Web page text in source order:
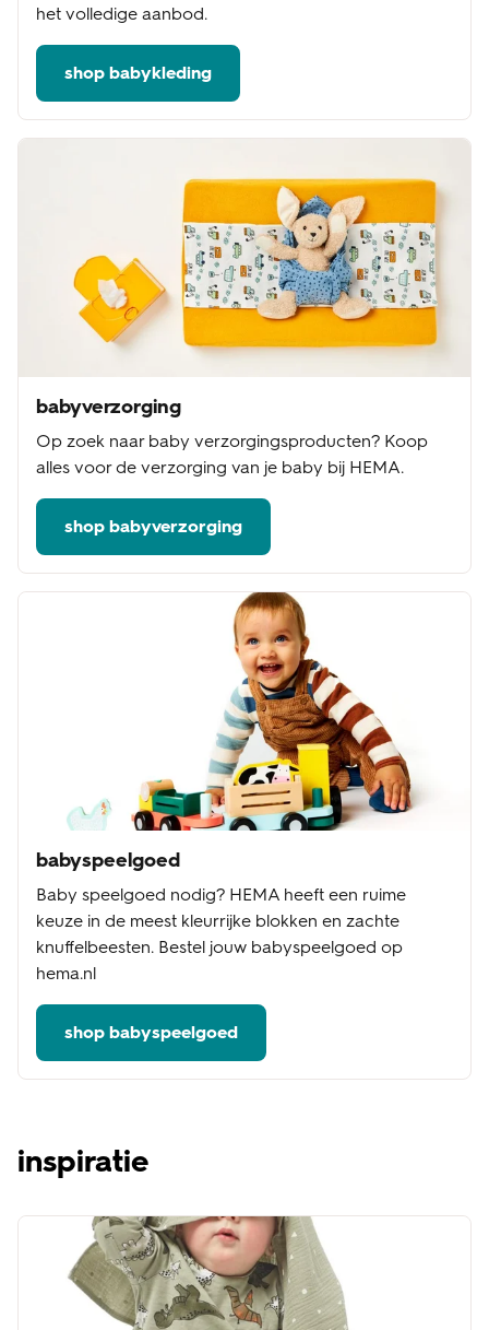
het volledige aanbod.
shop babykleding
babyverzorging
Op zoek naar baby verzorgingsproducten? Koop
alles voor de verzorging van je baby bij HEMA.
shop babyverzorging
babyspeelgoed
Baby speelgoed nodig? HEMA heeft een ruime
keuze in de meest kleurrijke blokken en zachte
knuffelbeesten. Bestel jouw babyspeelgoed op
hema.nl
shop babyspeelgoed
inspiratie